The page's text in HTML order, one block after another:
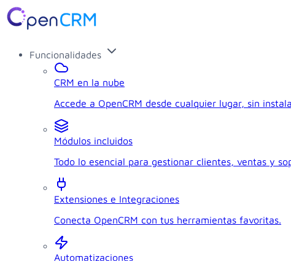
Funcionalidades
CRM en la nube
Accede a OpenCRM desde cualquier lugar, sin
Módulos incluidos
Todo lo esencial para gestionar clientes, ventas y
Extensiones e Integraciones
Conecta OpenCRM con tus herramientas favoritas.
Automatizaciones